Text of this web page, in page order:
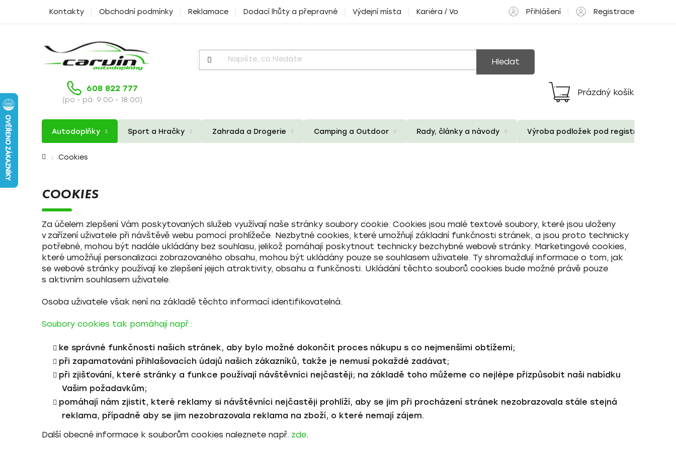
Kontakty Obchodní podmínky Reklamace Dodací lhůty a přepravné Výdejní místa Kariéra / Volné pozice Přihlášení Registrace
Hledat
608 822 777
(po - pá: 9:00 - 18:00)
Nákupní
košík
Prázdný košík
Autodoplňky Sport a Hračky Zahrada a Drogerie Camping a Outdoor Rady, články a návody Výroba podložek pod registrační
Domů Cookies
COOKIES
Za účelem zlepšení Vám poskytovaných služeb využívají naše stránky soubory cookie. Cookies jsou malé textové soubory, které jsou uloženy
v zařízení uživatele při návštěvě webu pomocí prohlížeče. Nezbytné cookies, které umožňují základní funkčnosti stránek, a jsou proto technicky
potřebné, mohou být nadále ukládány bez souhlasu, jelikož pomáhají poskytnout technicky bezchybné webové stránky. Marketingové cookies,
které umožňují personalizaci zobrazovaného obsahu, mohou být ukládány pouze se souhlasem uživatele. Ty shromažďují informace o tom, jak
se webové stránky používají ke zlepšení jejich atraktivity, obsahu a funkčnosti. Ukládání těchto souborů cookies bude možné právě pouze
s aktivním souhlasem uživatele.
Osoba uživatele však není na základě těchto informací identifikovatelná.
Soubory cookies tak pomáhají např.:
ke správné funkčnosti našich stránek, aby bylo možné dokončit proces nákupu s co nejmenšími obtížemi;
při zapamatování přihlašovacích údajů našich zákazníků, takže je nemusí pokaždé zadávat;
při zjišťování, které stránky a funkce používají návštěvníci nejčastěji; na základě toho můžeme co nejlépe přizpůsobit naši nabídku
Vašim požadavkům;
pomáhají nám zjistit, které reklamy si návštěvníci nejčastěji prohlíží, aby se jim při procházení stránek nezobrazovala stále stejná
reklama, případně aby se jim nezobrazovala reklama na zboží, o které nemají zájem.
Další obecné informace k souborům cookies naleznete např. zde.